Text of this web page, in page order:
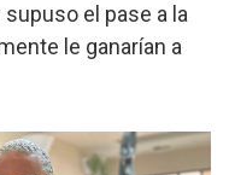
el pase a la
le ganarían a